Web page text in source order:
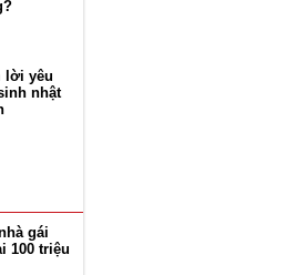
lời yêu
nhật
gái
100 triệu